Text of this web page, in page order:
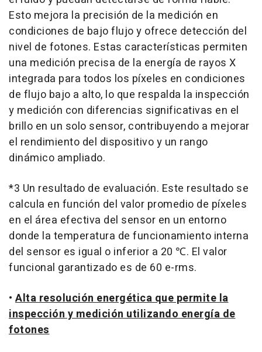
Esto mejora la precisión de la medición en
condiciones de bajo flujo y ofrece detección del
nivel de fotones. Estas características permiten
una medición precisa de la energía de rayos X
integrada para todos los píxeles en condiciones
de flujo bajo a alto, lo que respalda la inspección
y medición con diferencias significativas en el
brillo en un solo sensor, contribuyendo a mejorar
el rendimiento del dispositivo y un rango
dinámico ampliado.
*3 Un resultado de evaluación. Este resultado se
calcula en función del valor promedio de píxeles
en el área efectiva del sensor en un entorno
donde la temperatura de funcionamiento interna
del sensor es igual o inferior a 20 ℃. El valor
funcional garantizado es de 60 e-rms.
• Alta resolución energética que permite la
inspección y medición utilizando energía de
fotones